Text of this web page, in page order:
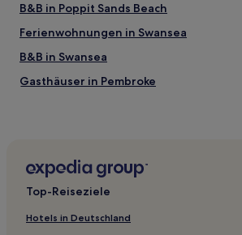
B&B in Poppit Sands Beach
Ferienwohnungen in Swansea
B&B in Swansea
Gasthäuser in Pembroke
Familien in Pembrokeshire
Haustierfreundliche in Newport
Golf in Newport
Top-Reiseziele
Hotels in Deutschland